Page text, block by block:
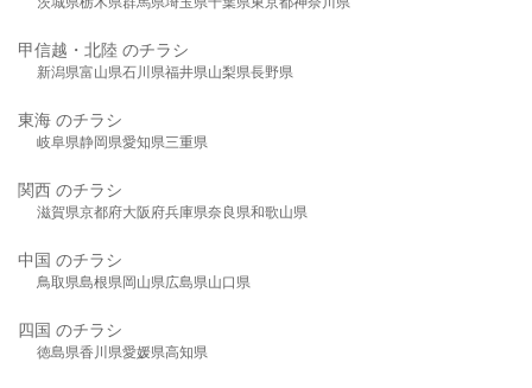
甲信越・北陸 のチラシ
新潟県富山県石川県福井県山梨県長野県
東海 のチラシ
岐阜県静岡県愛知県三重県
関西 のチラシ
滋賀県京都府大阪府兵庫県奈良県和歌山県
中国 のチラシ
鳥取県島根県岡山県広島県山口県
四国 のチラシ
徳島県香川県愛媛県高知県